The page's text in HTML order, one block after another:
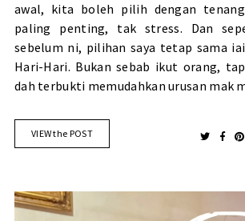
awal, kita boleh pilih dengan
paling penting, tak stress. Dan
sebelum ni, pilihan saya tetap sama
Hari-Hari. Bukan sebab ikut orang,
dah terbukti memudahkan urusan mak
VIEW the POST